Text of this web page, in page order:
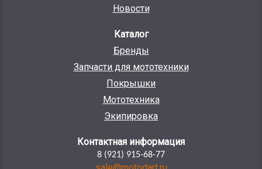
Новости
Каталог
Бренды
Запчасти для мототехники
Покрышки
Мототехника
Экипировка
Контактная информация
8 (921) 915-68-77